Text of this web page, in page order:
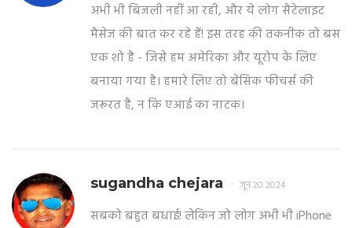
अभी भी बिजली नहीं आ रही, और ये लोग सैटेलाइट
मैसेज की बात कर रहे हैं! इस तरह की तकनीक तो बस
एक शो है - जिसे हम अमेरिका और यूरोप के लिए
बनाया गया है। हमारे लिए तो बेसिक फीचर्स की
जरूरत है, न कि एआई का नाटक।
sugandha chejara जून 20 2024
सबको बहुत बधाई! लेकिन जो लोग अभी भी iPhone